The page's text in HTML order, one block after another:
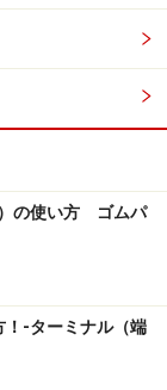
とハブセンタ
セットしやす
です。
締め込んで
の使い方 ゴムパ
！-ターミナル（端